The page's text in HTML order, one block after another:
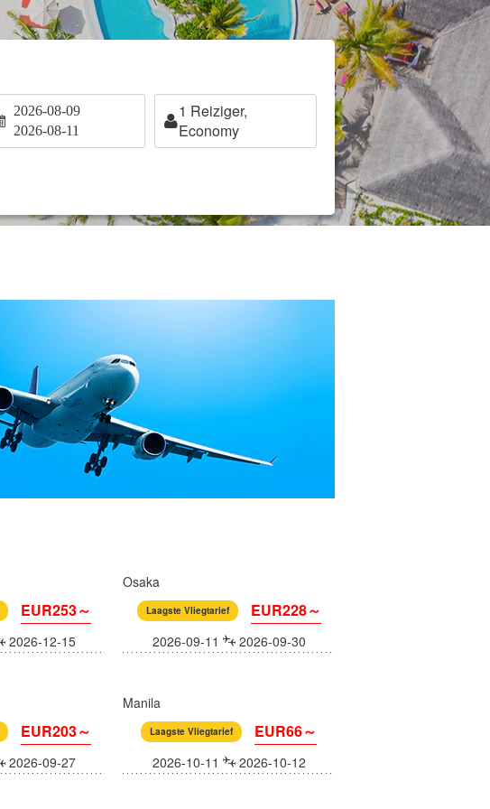
2026-08-09
2026-08-11
1 Reiziger,
Economy
EUR253～
2026-12-15
Osaka
Laagste Vliegtarief EUR228～
2026-09-11 2026-09-30
EUR203～
2026-09-27
Manila
Laagste Vliegtarief EUR66～
2026-10-11 2026-10-12